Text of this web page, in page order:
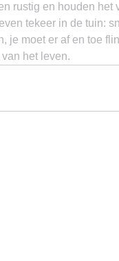
rustig en houden het
tekeer in de tuin:
je moet er af en toe
het leven.